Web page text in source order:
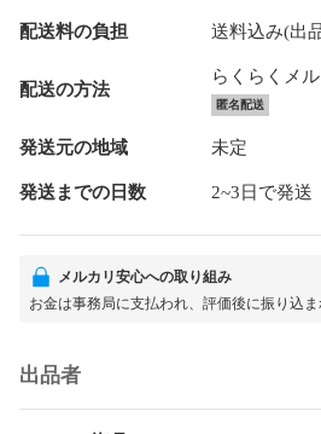
配送料の負担 送料込み(出
配送の方法
らくらくメ
匿名配送
発送元の地域 未定
発送までの日数 2~3日で発送
メルカリ安心への取り組み
お金は事務局に支払われ、評価後に振り込
出品者